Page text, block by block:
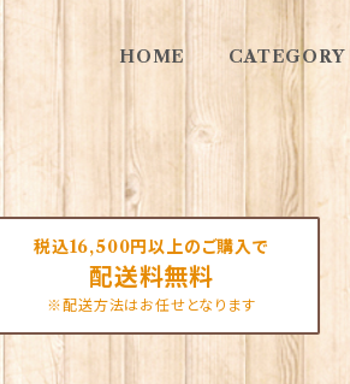
HOME CATEGORY
税込16,500円以上のご購入で
配送料無料
※配送方法はお任せとなります